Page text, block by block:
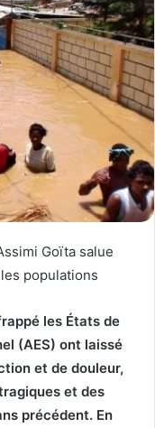
Goïta salue
populations
les États de
(AES) ont laissé
et de douleur,
et des
précédent. En